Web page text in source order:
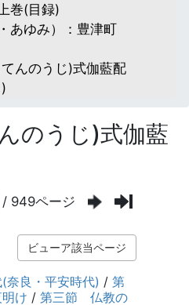
巻(目録)
あゆみ）：豊津町
んのうじ)式伽藍配
のうじ)式伽藍
/ 949ページ